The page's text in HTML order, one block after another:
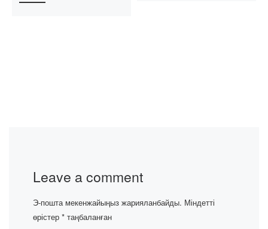
Leave a comment
Э-пошта мекенжайыңыз жарияланбайды. Міндетті
өрістер * таңбаланған